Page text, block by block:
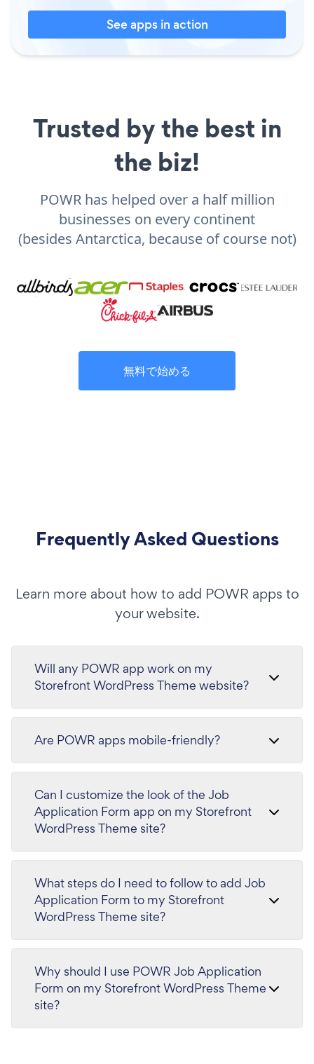
See apps in action
Trusted by the best in
the biz!
POWR has helped over a half million
businesses on every continent
(besides Antarctica, because of course not)
無料で始める
Frequently Asked Questions
Learn more about how to add POWR apps to
your website.
Will any POWR app work on my
Storefront WordPress Theme website?
Are POWR apps mobile-friendly?
Can I customize the look of the Job
Application Form app on my Storefront
WordPress Theme site?
What steps do I need to follow to add Job
Application Form to my Storefront
WordPress Theme site?
Why should I use POWR Job Application
Form on my Storefront WordPress Theme
site?